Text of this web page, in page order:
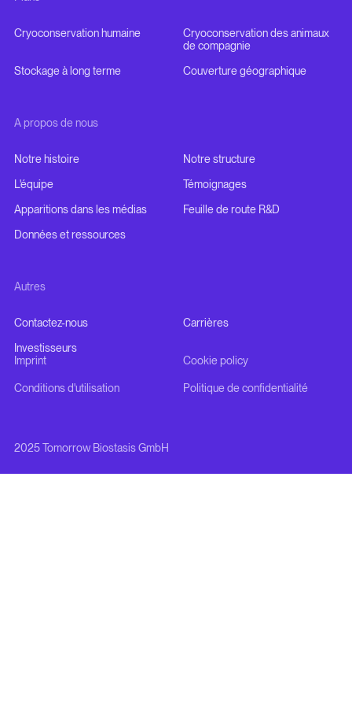
Cryoconservation humaine
Cryoconservation des animaux
de compagnie
Stockage à long terme
Couverture géographique
A propos de nous
Notre histoire
Notre structure
L'équipe
Témoignages
Apparitions dans les médias
Feuille de route R&D
Données et ressources
Autres
Contactez-nous
Carrières
Investisseurs
2025 Tomorrow Biostasis GmbH
Imprint Cookie policy
Conditions d'utilisation Politique de confidentialité